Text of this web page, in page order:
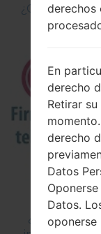
¿Cómo hacer
¿Cómo
derechos
En
derecho
Retirar
derecho
Datos
Datos.
oponerse